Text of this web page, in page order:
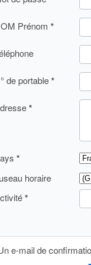
Prénom
de portable
horaire
e-mail de